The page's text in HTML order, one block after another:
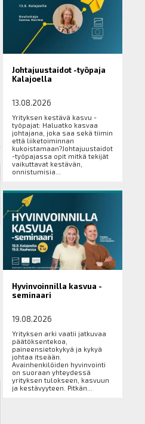
Johtajuustaidot -työpaja
Kalajoella
13.08.2026
Yrityksen kestävä kasvu -
työpajat: Haluatko kasvaa
johtajana, joka saa sekä tiimin
että liiketoiminnan
kukoistamaan?Johtajuustaidot
-työpajassa opit mitkä tekijät
vaikuttavat kestävän,
onnistumisia...
Hyvinvoinnilla kasvua -
seminaari
19.08.2026
Yrityksen arki vaatii jatkuvaa
päätöksentekoa,
paineensietokykyä ja kykyä
johtaa itseään.
Avainhenkilöiden hyvinvointi
on suoraan yhteydessä
yrityksen tulokseen, kasvuun
ja kestävyyteen. Pitkän...